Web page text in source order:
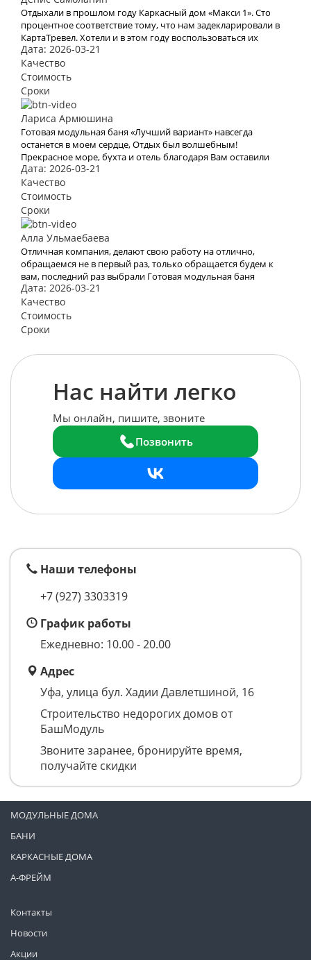
Отдыхали в прошлом году Каркасный дом «Макси 1». Сто
процентное соответствие тому, что нам задекларировали в
КартаТревел. Хотели и в этом году воспользоваться их
услугами, но видимо эта пандемия все испортит.
Дата: 2026-03-21
Качество
Стоимость
Сроки
Лариса Армюшина
Готовая модульная баня «Лучший вариант» навсегда
останется в моем сердце, Отдых был волшебным!
Прекрасное море, бухта и отель благодаря Вам оставили
яркое впечатление и бурю эмоций. В это место хочется
возвращаться Снова и снова. Спасибо Вам за Вашу работу.
Мы с мужем рады, что обратились к Вам. Теперь с Вами
отдых для нас больше не проблема
Дата: 2026-03-21
Качество
Стоимость
Сроки
Алла Ульмаебаева
Отличная компания, делают свою работу на отлично,
обращаемся не в первый раз, только обращается будем к
вам, последний раз выбрали Готовая модульная баня
«Лучший вариант»
Дата: 2026-03-21
Качество
Стоимость
Сроки
Нас найти легко
Мы онлайн, пишите, звоните
Позвонить
Наши телефоны
+7 (927) 3303319
График работы
Ежедневно: 10.00 - 20.00
Адрес
Уфа, улица бул. Хадии Давлетшиной, 16
Строительство недорогих домов от
БашМодуль
Звоните заранее, бронируйте время,
получайте скидки
Контакты
Новости
Акции
МОДУЛЬНЫЕ ДОМА
БАНИ
КАРКАСНЫЕ ДОМА
А-ФРЕЙМ